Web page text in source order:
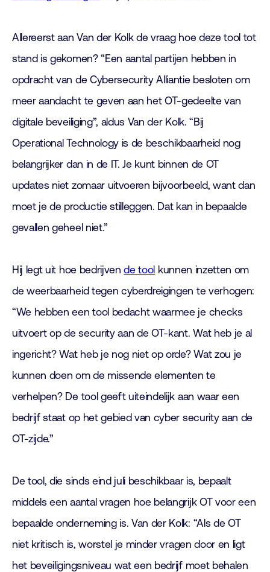
Allereerst aan Van der Kolk de vraag hoe deze tool tot
stand is gekomen? “Een aantal partijen hebben in
opdracht van de Cybersecurity Alliantie besloten om
meer aandacht te geven aan het OT-gedeelte van
digitale beveiliging”, aldus Van der Kolk. “Bij
Operational Technology is de beschikbaarheid nog
belangrijker dan in de IT. Je kunt binnen de OT
updates niet zomaar uitvoeren bijvoorbeeld, want dan
moet je de productie stilleggen. Dat kan in bepaalde
gevallen geheel niet.”
Hij legt uit hoe bedrijvende tool kunnen inzetten om
de weerbaarheid tegen cyberdreigingen te verhogen:
“We hebben een tool bedacht waarmee je checks
uitvoert op de security aan de OT-kant. Wat heb je al
ingericht? Wat heb je nog niet op orde? Wat zou je
kunnen doen om de missende elementen te
verhelpen? De tool geeft uiteindelijk aan waar een
bedrijf staat op het gebied van cyber security aan de
OT-zijde.”
De tool, die sinds eind juli beschikbaar is, bepaalt
middels een aantal vragen hoe belangrijk OT voor een
bepaalde onderneming is. Van der Kolk: “Als de OT
niet kritisch is, worstel je minder vragen door en ligt
het beveiligingsniveau wat een bedrijf moet behalen